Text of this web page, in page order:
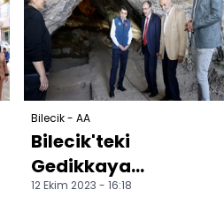
Bilecik - AA
Bilecik'teki
Gedikkaya
Mağarası'nda
12 Ekim 2023 - 16:18